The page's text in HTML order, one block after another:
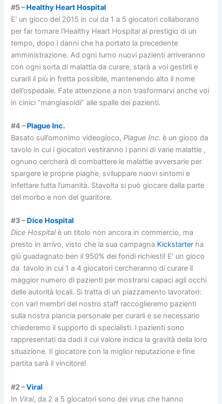
#5 –Healthy Heart Hospital
E’ un gioco del 2015 in cui da 1 a 5 giocatori collaborano
per far tornare l’Healthy Heart Hospital al prestigio di un
tempo, dopo i danni che ha portato la precedente
amministrazione. Ad ogni turno nuovi pazienti arriveranno
con ogni sorta di malattia da curare, starà a voi gestirli e
curarli il più in fretta possibile, mantenendo alto il nome
dell’ospedale. Fate attenzione a non trasformarvi anche voi
in cinici “mangiasoldi” alle spalle dei pazienti.
#4 –Plague Inc.
Basato sull’omonimo videogioco,Plague Inc.è un gioco da
tavolo in cui i giocatori vestiranno i panni di varie malattie ,
ognuno cercherà di combattere le malattie avversarie per
spargere le proprie piaghe, sviluppare nuovi sintomi e
infettare tutta l’umanità. Stavolta si può giocare dalla parte
del morbo e non del guaritore.
#3 –Dice Hospital
Dice Hospitalè un titolo non ancora in commercio, ma
presto in arrivo, visto che la sua campagna Kickstarter ha
giù guadagnato ben il 950% dei fondi richiesti! E’ un gioco
da tavolo in cui 1 a 4 giocatori cercheranno di curare il
maggior numero di pazienti per mostrarsi capaci agli occhi
delle autorità locali. Si tratta di un piazzamento lavoratori:
con vari membri del nostro staff raccoglieremo pazienti
sulla nostra plancia personale per curarli e se necessario
chiederemo il supporto di specialisti. I pazienti sono
rappresentati da dadi il cui valore indica la gravità della loro
situazione. Il giocatore con la miglior reputazione e fine
partita sarà il vincitore!
#2 –Viral
In Viral, da 2 a 5 giocatori sono dei virus che hanno